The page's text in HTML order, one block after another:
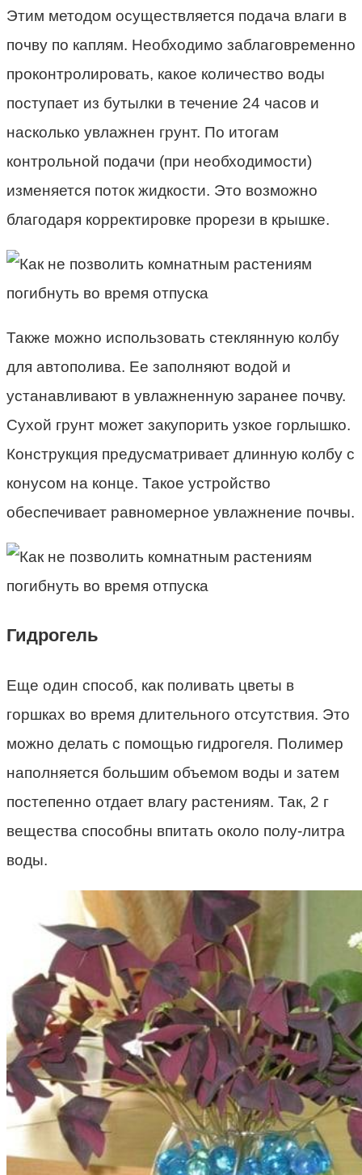
Этим методом осуществляется подача влаги в
почву по каплям. Необходимо заблаговременно
проконтролировать, какое количество воды
поступает из бутылки в течение 24 часов и
насколько увлажнен грунт. По итогам
контрольной подачи (при необходимости)
изменяется поток жидкости. Это возможно
благодаря корректировке прорези в крышке.
Также можно использовать стеклянную колбу
для автополива. Ее заполняют водой и
устанавливают в увлажненную заранее почву.
Сухой грунт может закупорить узкое горлышко.
Конструкция предусматривает длинную колбу с
конусом на конце. Такое устройство
обеспечивает равномерное увлажнение почвы.
Гидрогель
Еще один способ, как поливать цветы в
горшках во время длительного отсутствия. Это
можно делать с помощью гидрогеля. Полимер
наполняется большим объемом воды и затем
постепенно отдает влагу растениям. Так, 2 г
вещества способны впитать около полу-литра
воды.